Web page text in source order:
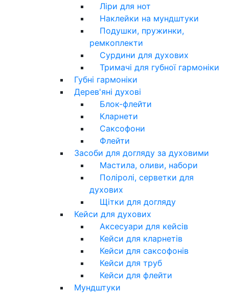
Ліри для нот
Наклейки на мундштуки
Подушки, пружинки,
ремкоплекти
Сурдини для духових
Тримачі для губної гармоніки
Губні гармоніки
Дерев'яні духові
Блок-флейти
Кларнети
Саксофони
Флейти
Засоби для догляду за духовими
Мастила, оливи, набори
Поліролі, серветки для
духових
Щітки для догляду
Кейси для духових
Аксесуари для кейсів
Кейси для кларнетів
Кейси для саксофонів
Кейси для труб
Кейси для флейти
Мундштуки